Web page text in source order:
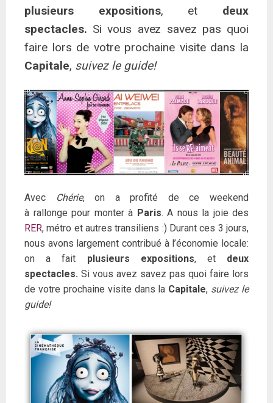
plusieurs expositions, et deux
spectacles. Si vous avez savez pas quoi
faire lors de votre prochaine visite dans la
Capitale, suivez le guide!
Avec Chérie, on a profité de ce weekend
à rallonge pour monter à Paris. A nous la joie des
RER, métro et autres transiliens :) Durant ces 3 jours,
nous avons largement contribué à l’économie locale:
on a fait plusieurs expositions, et deux
spectacles. Si vous avez savez pas quoi faire lors
de votre prochaine visite dans la Capitale, suivez le
guide!